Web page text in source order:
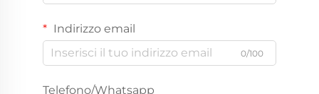
Indirizzo email
0/100
Telefono/Whatsapp